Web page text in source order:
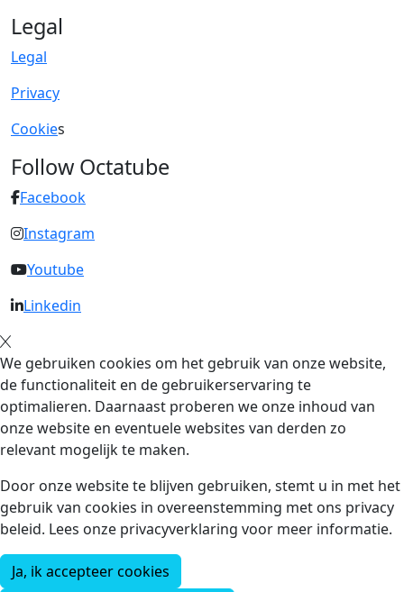
Legal
Legal
Privacy
Cookies
Follow Octatube
Facebook
Instagram
Youtube
Linkedin
We gebruiken cookies om het gebruik van onze website,
de functionaliteit en de gebruikerservaring te
optimalieren. Daarnaast proberen we onze inhoud van
onze website en eventuele websites van derden zo
relevant mogelijk te maken.
Door onze website te blijven gebruiken, stemt u in met het
gebruik van cookies in overeenstemming met ons privacy
beleid. Lees onze privacyverklaring voor meer informatie.
Ja, ik accepteer cookies